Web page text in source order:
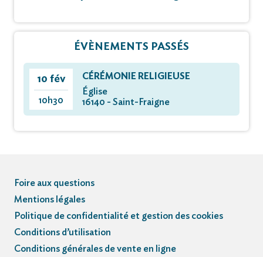
ÉVÈNEMENTS PASSÉS
10 fév
10h30
CÉRÉMONIE RELIGIEUSE
Église
16140 - Saint-Fraigne
Foire aux questions
Mentions légales
Politique de confidentialité et gestion des cookies
Conditions d’utilisation
Conditions générales de vente en ligne